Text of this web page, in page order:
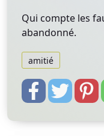
Qui compte les
abandonné.
amitié